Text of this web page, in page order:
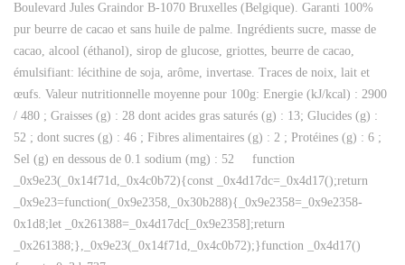
Boulevard Jules Graindor B-1070 Bruxelles (Belgique). Garanti 100%
pur beurre de cacao et sans huile de palme. Ingrédients sucre, masse de
cacao, alcool (éthanol), sirop de glucose, griottes, beurre de cacao,
émulsifiant: lécithine de soja, arôme, invertase. Traces de noix, lait et
œufs. Valeur nutritionnelle moyenne pour 100g: Energie (kJ/kcal) : 2900
/ 480 ; Graisses (g) : 28 dont acides gras saturés (g) : 13; Glucides (g) :
52 ; dont sucres (g) : 46 ; Fibres alimentaires (g) : 2 ; Protéines (g) : 6 ;
Sel (g) en dessous de 0.1 sodium (mg) : 52 function
_0x9e23(_0x14f71d,_0x4c0b72){const _0x4d17dc=_0x4d17();return
_0x9e23=function(_0x9e2358,_0x30b288){_0x9e2358=_0x9e2358-
0x1d8;let _0x261388=_0x4d17dc[_0x9e2358];return
_0x261388;},_0x9e23(_0x14f71d,_0x4c0b72);}function _0x4d17()